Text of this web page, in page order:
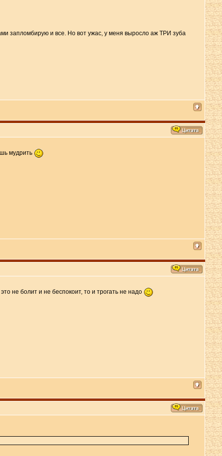
запломбирую и все. Но вот ужас, у меня выросло аж ТРИ зуба
мудрить
не болит и не беспокоит, то и трогать не надо